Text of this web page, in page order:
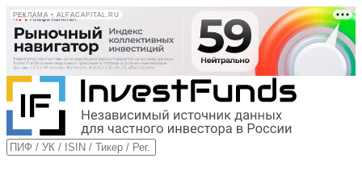
РЕКЛАМА • ALFACAPITAL.RU